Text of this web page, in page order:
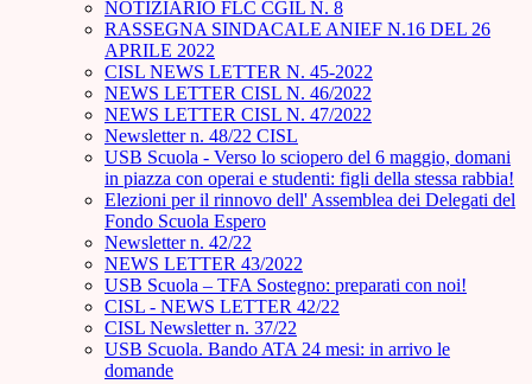
NOTIZIARIO FLC CGIL N. 8
RASSEGNA SINDACALE ANIEF N.16 DEL 26
APRILE 2022
CISL NEWS LETTER N. 45-2022
NEWS LETTER CISL N. 46/2022
NEWS LETTER CISL N. 47/2022
Newsletter n. 48/22 CISL
USB Scuola - Verso lo sciopero del 6 maggio, domani
in piazza con operai e studenti: figli della stessa rabbia!
Elezioni per il rinnovo dell' Assemblea dei Delegati del
Fondo Scuola Espero
Newsletter n. 42/22
NEWS LETTER 43/2022
USB Scuola – TFA Sostegno: preparati con noi!
CISL - NEWS LETTER 42/22
CISL Newsletter n. 37/22
USB Scuola. Bando ATA 24 mesi: in arrivo le
domande